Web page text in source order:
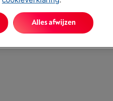
Alles afwijzen